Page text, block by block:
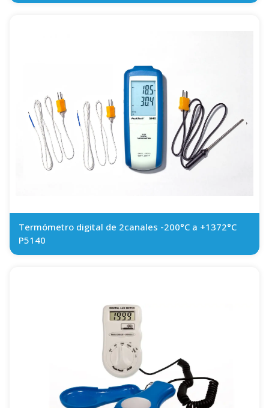
Termómetro digital de 2canales -200°C a +1372°C
P5140